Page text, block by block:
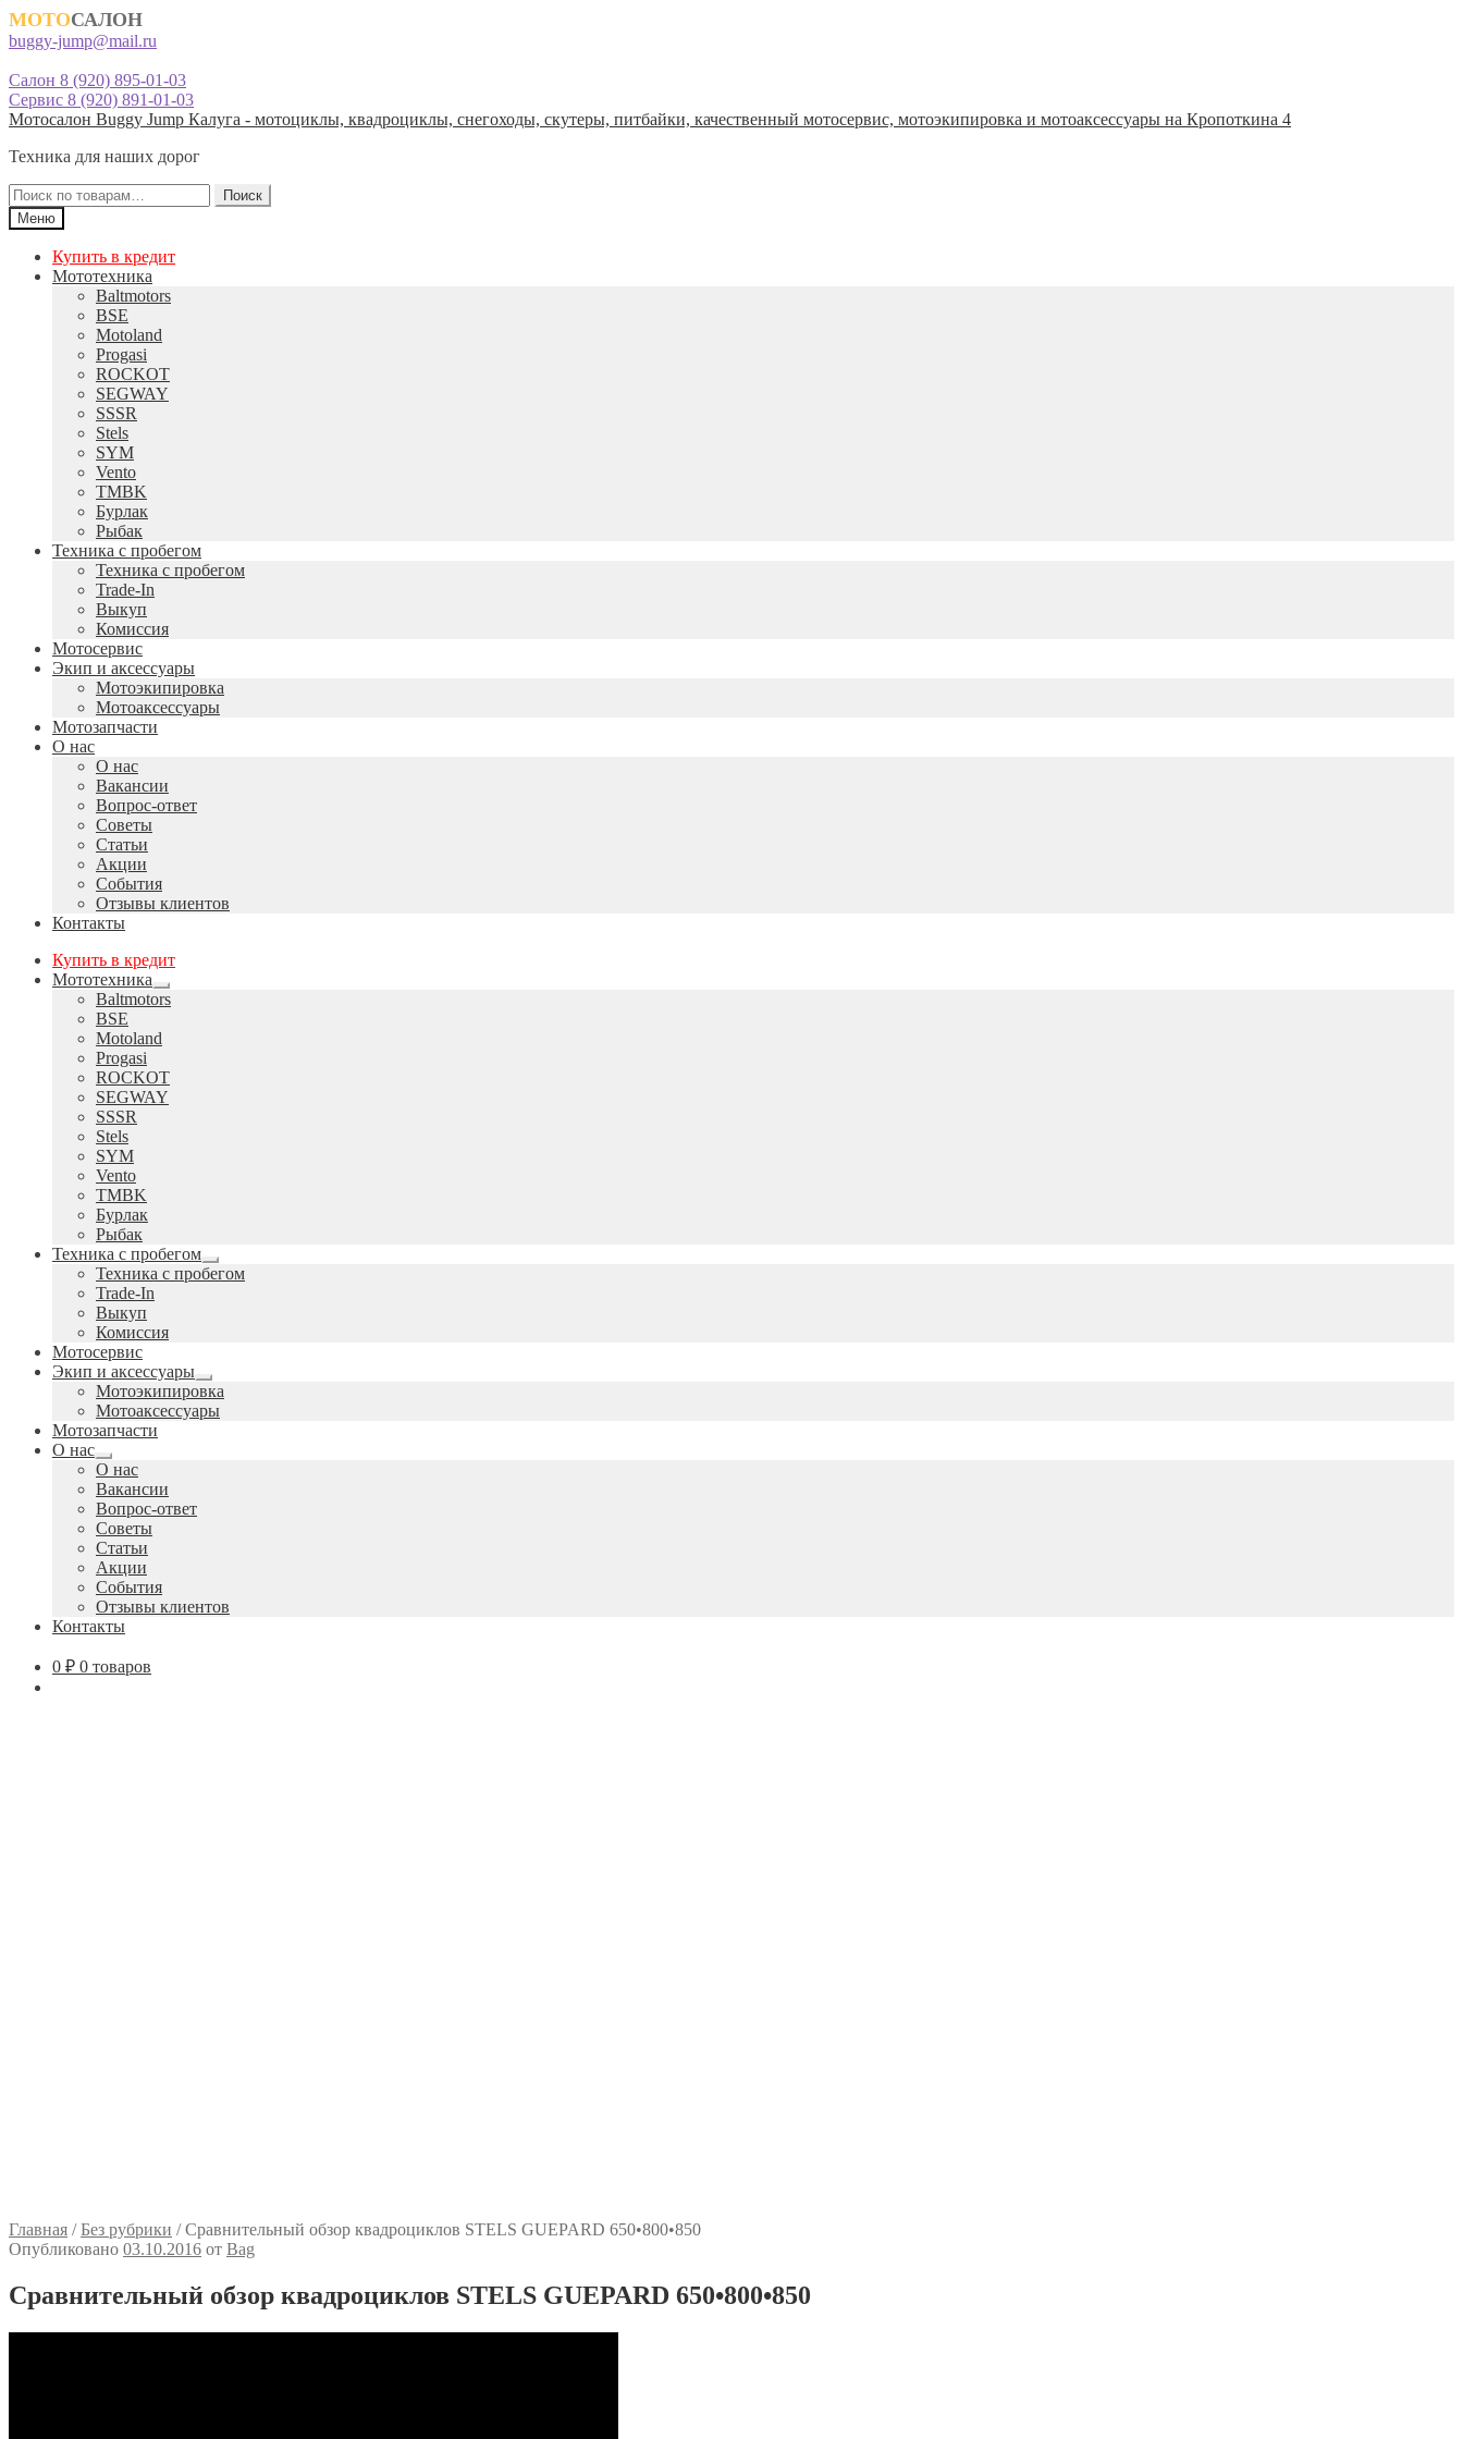
МОТОСАЛОН
buggy-jump@mail.ru
Салон 8 (920) 895-01-03
Сервис 8 (920) 891-01-03
Перейти
навигации
Перейти
содержимому
Мотосалон Buggy Jump Калуга - мотоциклы, квадроциклы, снегоходы, скутеры, питбайки, качественный мотосервис, мотоэкипировка и мотоаксессуары на Кропоткина 4
Техника для наших дорог
Искать:
Поиск
Меню
Купить в кредит
Мототехника
Baltmotors
BSE
Motoland
Progasi
ROCKOT
SEGWAY
SSSR
Stels
SYM
Vento
TMBK
Бурлак
Рыбак
Техника с пробегом
Техника с пробегом
Trade-In
Выкуп
Комиссия
Мотосервис
Экип и аксессуары
Мотоэкипировка
Мотоаксессуары
Мотозапчасти
О нас
О нас
Вакансии
Вопрос-ответ
Советы
Статьи
Акции
События
Отзывы клиентов
Контакты
Купить в кредит
Мототехника
Развернутое
вложенное
Baltmotors
BSE
Motoland
Progasi
ROCKOT
SEGWAY
SSSR
Stels
SYM
Vento
TMBK
Бурлак
Рыбак
Техника с пробегом
Развернутое
вложенное
Техника с пробегом
Trade-In
Выкуп
Комиссия
Мотосервис
Экип и аксессуары
Развернутое
вложенное
меню
Мотоэкипировка
Мотоаксессуары
Мотозапчасти
О нас
Развернутое
вложенное
меню
О нас
Вакансии
Вопрос-ответ
Советы
Статьи
Акции
События
Отзывы клиентов
Контакты
0 ₽ 0 товаров
Главная /Без рубрики /Сравнительный обзор квадроциклов STELS GUEPARD 650•800•850
Опубликовано 03.10.2016 от Bag
Сравнительный обзор квадроциклов STELS GUEPARD 650•800•850